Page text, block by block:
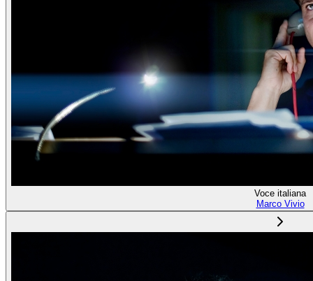
Voce italiana
Marco Vivio